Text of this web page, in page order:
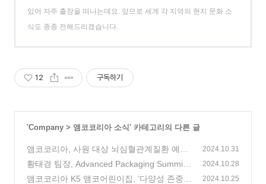
있어 자주 출장을 떠나는데요. 앞으로 세계 각 지역의 현지 문화 소
식도 종종 전해드리겠습니다.
12 구독하기
'Company > 앰코코리아 소식' 카테고리의 다른 글
앰코코리아, 사원 대상 뇌심혈관계질환 예방
프로그램 운영
(3)
2024.10.31
황태경 팀장, Advanced Packaging Summit
에서 강연 펼쳐
(0)
2024.10.28
앰코코리아 K5 앰코어린이집, ‘다양성 존중
2024.10.25